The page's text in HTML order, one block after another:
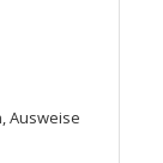
Ausweise